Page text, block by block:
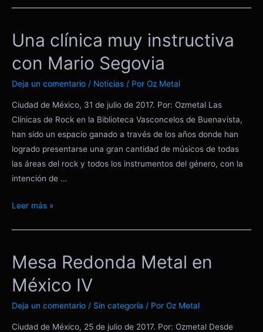
Wacken
Battle.
Una clínica muy instructiva
con Mario Segovia
Deja un comentario / Noticias / Por Oz Metal
Ciudad de México, 31 de julio de 2017. Por: Ozmetal Las
Clínicas de Rock en la Biblioteca Vasconcelos de Buenavista,
han sido un espacio ganado a través de los años donde han
logrado presentarse una gran cantidad de músicos de todas
las áreas del rock y todos los instrumentos del género, con la
intención de …
Una
con
Mario
Segovia
Leer más »
Mesa Redonda Metal en
México IV
Deja un comentario / Sin categoría / Por Oz Metal
Ciudad de México, 25 de julio de 2017. Por: Ozmetal Desde